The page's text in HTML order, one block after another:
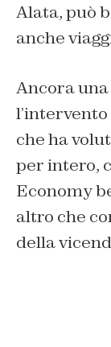
Alata, può
anche
Ancora
che ha
per intero,
Economy
altro che
della